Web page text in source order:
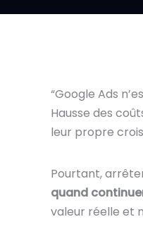
“Google Ads
Hausse des
leur propre
Pourtant,
quand
valeur réelle et